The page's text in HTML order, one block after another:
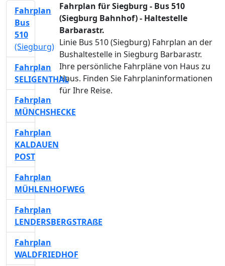
Fahrplan für Siegburg - Bus 510
(Siegburg Bahnhof) - Haltestelle
Barbarastr.
Linie Bus 510 (Siegburg) Fahrplan an der
Bushaltestelle in Siegburg Barbarastr.
Ihre persönliche Fahrpläne von Haus zu
Haus. Finden Sie Fahrplaninformationen
für Ihre Reise.
Fahrplan
Bus
510
(Siegburg)
Fahrplan
SELIGENTHAL
Fahrplan
MÜNCHSHECKE
Fahrplan
KALDAUEN
POST
Fahrplan
MÜHLENHOFWEG
Fahrplan
LENDERSBERGSTRAßE
Fahrplan
WALDFRIEDHOF